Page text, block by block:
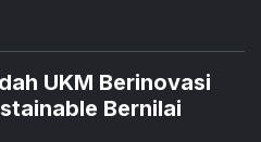
UKM Berinovasi
Bernilai